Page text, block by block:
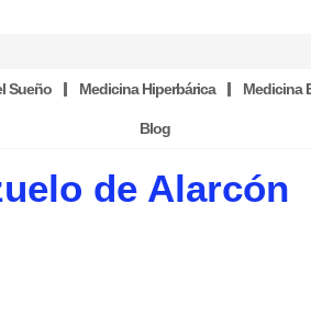
Sueño Medicina Hiperbárica Medicina
Blog
de Alarcón